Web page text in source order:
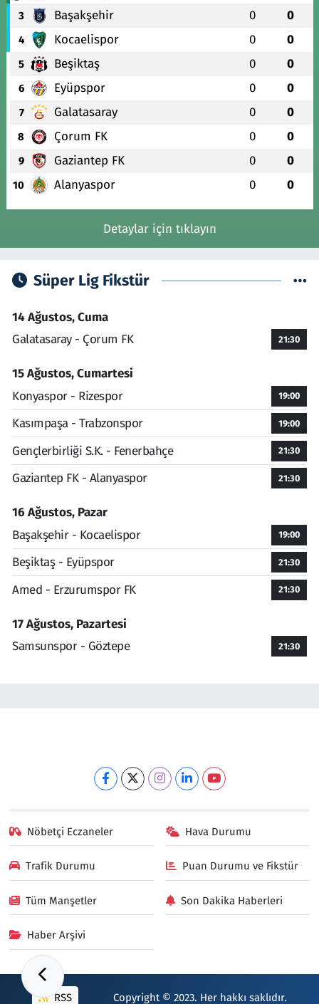
3 Başakşehir 0 0
4 Kocaelispor 0 0
5 Beşiktaş 0 0
6 Eyüpspor 0 0
7 Galatasaray 0 0
8 Çorum FK 0 0
9 Gaziantep FK 0 0
10 Alanyaspor 0 0
Detaylar için tıklayın
Süper Lig Fikstür
14 Ağustos, Cuma
Galatasaray - Çorum FK
21:30
15 Ağustos, Cumartesi
Konyaspor - Rizespor
19:00
Kasımpaşa - Trabzonspor 19:00
Gençlerbirliği S.K. - Fenerbahçe 21:30
Gaziantep FK - Alanyaspor 21:30
16 Ağustos, Pazar
Başakşehir - Kocaelispor
19:00
Beşiktaş - Eyüpspor 21:30
Amed - Erzurumspor FK 21:30
17 Ağustos, Pazartesi
Samsunspor - Göztepe
21:30
Nöbetçi Eczaneler Hava Durumu
Trafik Durumu Puan Durumu ve Fikstür
Tüm Manşetler Son Dakika Haberleri
Haber Arşivi
RSS Copyright © 2023. Her hakkı saklıdır.